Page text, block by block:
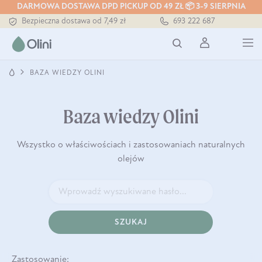
DARMOWA DOSTAWA DPD PICKUP OD 49 ZŁ 📦 3-9 SIERPNIA
Bezpieczna dostawa od 7,49 zł
Darmowa dostawa od 199 zł
Tłoczony zawsze na zimno
693 222 687
BAZA WIEDZY OLINI
Baza wiedzy Olini
Wszystko o właściwościach i zastosowaniach naturalnych
olejów
SZUKAJ
Zastosowanie: